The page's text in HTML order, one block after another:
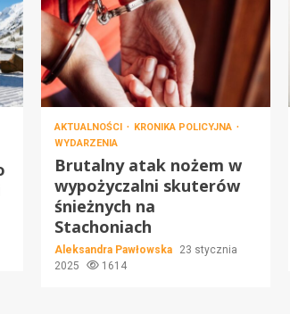
AKTUALNOŚCI
KRONIKA POLICYJNA
WYDARZENIA
Brutalny atak nożem w
wypożyczalni skuterów
śnieżnych na
Stachoniach
Aleksandra Pawłowska
23 stycznia
2025
1614